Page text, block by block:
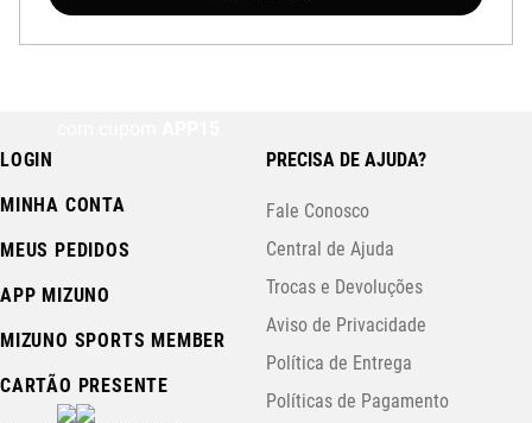
LOGIN
MINHA CONTA
MEUS PEDIDOS
APP MIZUNO
MIZUNO SPORTS MEMBER
CARTÃO PRESENTE
PRECISA DE AJUDA?
Fale Conosco
Central de Ajuda
Trocas e Devoluções
Aviso de Privacidade
Política de Entrega
Políticas de Pagamento